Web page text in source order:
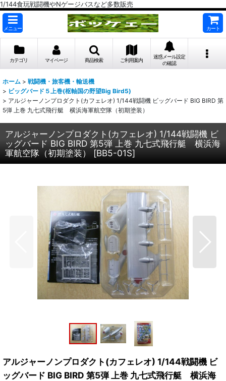
1/144食玩戦闘機やNゲージバスなど多数販売
メニュー カート
カテゴリ マイページ 商品検索 ご利用案内
迷惑メール設定
の確認
ホーム > 戦闘機・旅客機・輸送機
> ビッグバード５上巻(枢軸国の野望Big Bird5)
> アルジャーノンプロダクト(カフェレオ) 1/144戦闘機 ビッグバード BIG BIRD 第
5弾 上巻 九七式飛行艇 横浜海軍航空隊（初期塗装）
アルジャーノンプロダクト(カフェレオ) 1/144戦闘機 ビ
ッグバード BIG BIRD 第5弾 上巻 九七式飛行艇 横浜海
軍航空隊（初期塗装）
[BB5-01S]
アルジャーノンプロダクト(カフェレオ) 1/144戦闘機 ビ
ッグバード BIG BIRD 第5弾 上巻 九七式飛行艇 横浜海